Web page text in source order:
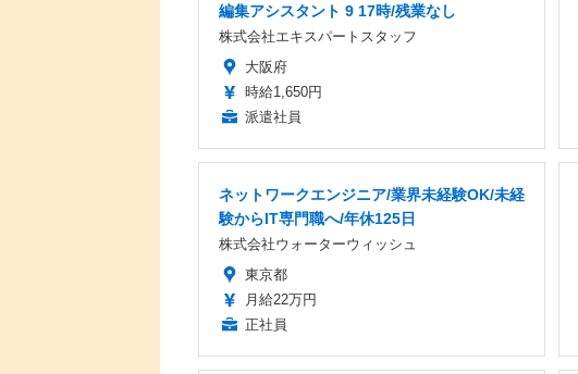
編集アシスタント 9 17時/残業なし
株式会社エキスパートスタッフ
大阪府
時給1,650円
派遣社員
ネットワークエンジニア/業界未経験OK/未経
験からIT専門職へ/年休125日
株式会社ウォーターウィッシュ
東京都
月給22万円
正社員